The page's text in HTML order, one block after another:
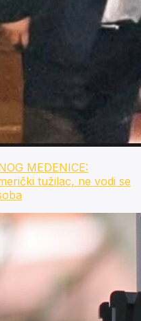
MEDENICE:
tužilac, ne vodi se